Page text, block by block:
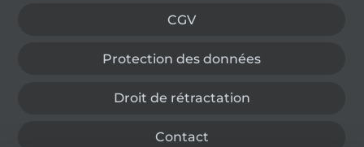
CGV
Protection des données
Droit de rétractation
Contact